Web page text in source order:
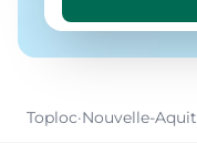
Toploc·Nouvelle-